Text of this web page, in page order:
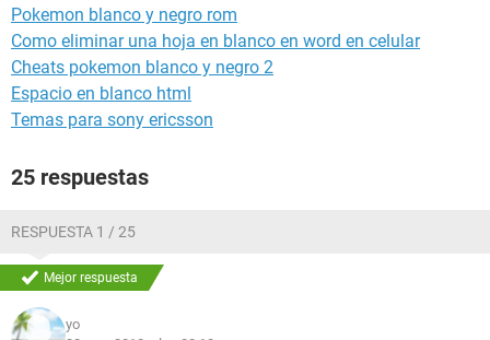
Pokemon blanco y negro rom
Como eliminar una hoja en blanco en word en celular
Cheats pokemon blanco y negro 2
Espacio en blanco html
Temas para sony ericsson
25 respuestas
RESPUESTA 1 / 25
Mejor respuesta
yo